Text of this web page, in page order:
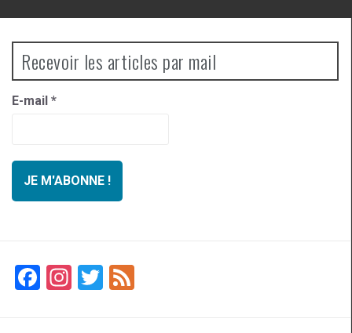
Recevoir les articles par mail
E-mail *
F
In T